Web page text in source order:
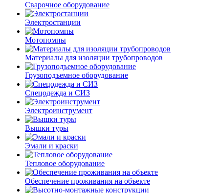
Сварочное оборудование
Электростанции
Мотопомпы
Материалы для изоляции трубопроводов
Грузоподъемное оборудование
Спецодежда и СИЗ
Электроинструмент
Вышки туры
Эмали и краски
Тепловое оборудование
Обеспечение проживания на объекте